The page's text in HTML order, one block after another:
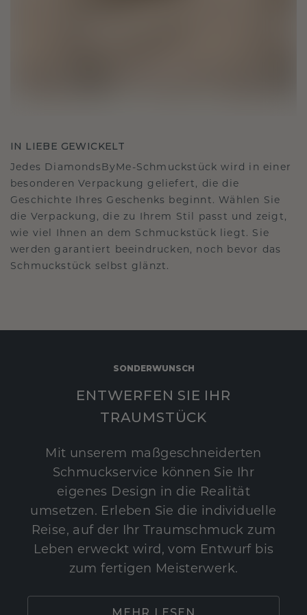
IN LIEBE GEWICKELT
Jedes DiamondsByMe-Schmuckstück wird in einer
besonderen Verpackung geliefert, die die
Geschichte Ihres Geschenks beginnt. Wählen Sie
die Verpackung, die zu Ihrem Stil passt und zeigt,
wie viel Ihnen an dem Schmuckstück liegt. Sie
werden garantiert beeindrucken, noch bevor das
Schmuckstück selbst glänzt.
SONDERWUNSCH
ENTWERFEN SIE IHR
TRAUMSTÜCK
Mit unserem maßgeschneiderten
Schmuckservice können Sie Ihr
eigenes Design in die Realität
umsetzen. Erleben Sie die individuelle
Reise, auf der Ihr Traumschmuck zum
Leben erweckt wird, vom Entwurf bis
zum fertigen Meisterwerk.